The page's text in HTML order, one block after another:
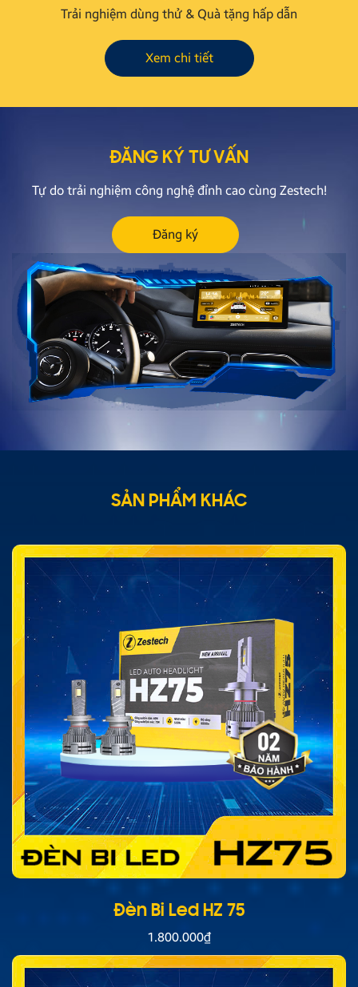
Trải nghiệm dùng thử & Quà tặng hấp dẫn
Xem chi tiết
ĐĂNG KÝ TƯ VẤN
Tự do trải nghiệm công nghệ đỉnh cao cùng Zestech!
Đăng ký
SẢN PHẨM KHÁC
Đèn Bi Led HZ 75
1.800.000₫